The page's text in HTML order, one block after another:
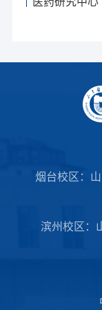
烟台校区：
滨州校区：